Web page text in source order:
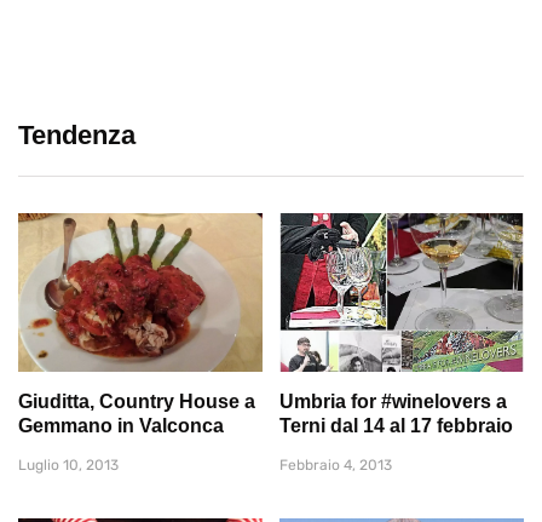
Tendenza
Giuditta, Country House a
Gemmano in Valconca
Luglio 10, 2013
Umbria for #winelovers a
Terni dal 14 al 17 febbraio
Febbraio 4, 2013